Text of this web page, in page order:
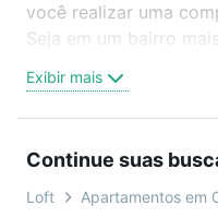
você realizar uma
Seja em um bairro
oferta ideal de
venda em Swift,
videochamada, é
ainda conta com
Exibir mais
Continue suas
Loft Apartamentos em